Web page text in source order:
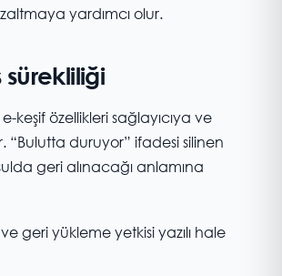
yardımcı olur.
sürekliliği
keşif özellikleri sağlayıcıya ve
“Bulutta duruyor” ifadesi silinen
geri alınacağı anlamına
geri yükleme yetkisi yazılı hale